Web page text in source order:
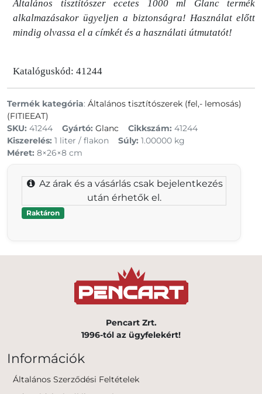
Általános tisztítószer ecetes 1000 ml Glanc termék
alkalmazásakor ügyeljen a biztonságra! Használat előtt
mindig olvassa el a címkét és a használati útmutatót!
Katalóguskód: 41244
Termék kategória: Általános tisztítószerek (fel,- lemosás)
(FITIEEAT)
SKU: 41244 Gyártó: Glanc Cikkszám: 41244
Kiszerelés: 1 liter / flakon Súly: 1.00000 kg
Méret: 8×26×8 cm
Az árak és a vásárlás csak bejelentkezés
után érhetők el.
Raktáron
Pencart Zrt.
1996-tól az ügyfelekért!
Információk
Általános Szerződési Feltételek